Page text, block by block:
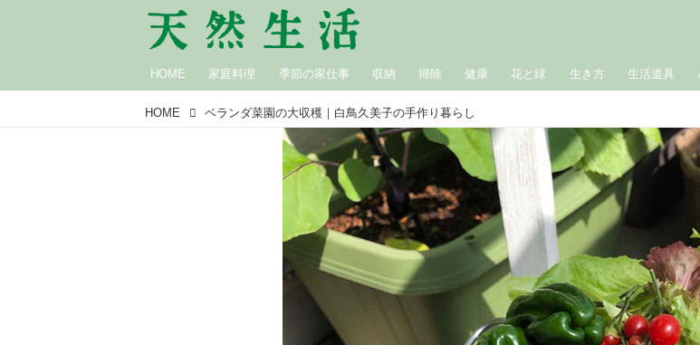
HOME 家庭料理 季節の家仕事 収納 掃除 健康 花と緑 生き方 生活道具
HOME ベランダ菜園の大収穫｜白鳥久美子の手作り暮らし